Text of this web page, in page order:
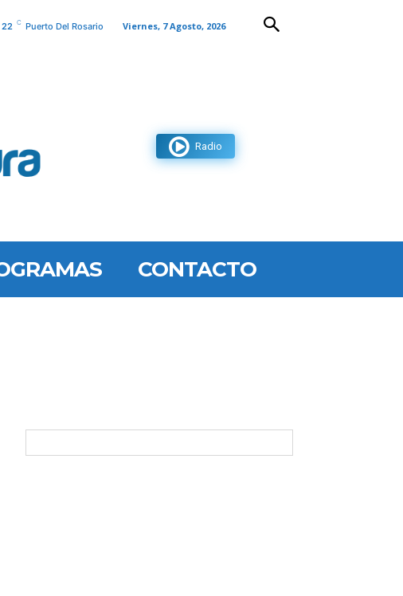
22 C Puerto Del Rosario Viernes, 7 Agosto, 2026
Radio
CONTACTO